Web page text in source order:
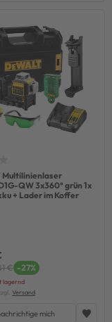
Multilinienlaser
QW 3x360° grün 1x
+ Lader im Koffer
€ -27%
lagernd
Versand
mich